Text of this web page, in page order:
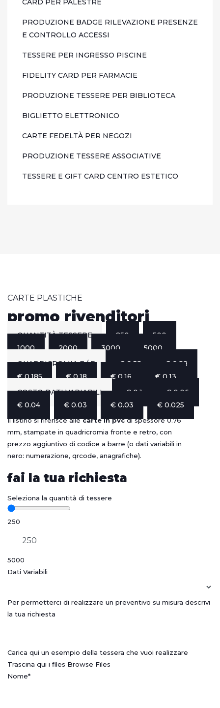
CARD PER PALESTRE
PRODUZIONE BADGE RILEVAZIONE PRESENZE
E CONTROLLO ACCESSI
TESSERE PER INGRESSO PISCINE
FIDELITY CARD PER FARMACIE
PRODUZIONE TESSERE PER BIBLIOTECA
BIGLIETTO ELETTRONICO
CARTE FEDELTÀ PER NEGOZI
PRODUZIONE TESSERE ASSOCIATIVE
TESSERE E GIFT CARD CENTRO ESTETICO
CARTE PLASTICHE
promo rivenditori
QUANTITÀ TESSERE 250
500
1000
2000 3000
5000
QUADRICROMIA F / R
€ 0.52
€ 0.28
€ 0.185
€ 0.18 € 0.16
€ 0.13
COSTO DATI VARIABILI
€ 0.1
€ 0.06
€ 0.04
€ 0.03 € 0.03 € 0.025
Il listino si riferisce allecarte in pvcdi spessore 0.76
mm, stampate in quadricromia fronte e retro, con
prezzo aggiuntivo di codice a barre (o dati variabili in
nero: numerazione, qrcode, anagrafiche).
fai la tua richiesta
Seleziona la quantità di tessere
250
5000
Dati Variabili
Per permetterci di realizzare un preventivo su misura descrivi
la tua richiesta
Carica qui un esempio della tessera che vuoi realizzare
Trascina qui i files Browse Files
Nome*